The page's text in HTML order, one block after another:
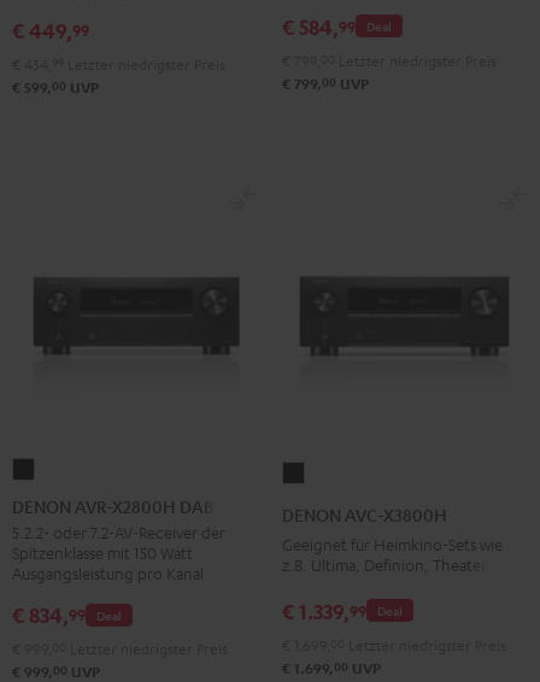
€ 449,99
€ 599, 00 UVP
Deal
€ 584,99
€ 799, 00 UVP
AVR-
X2800H
DAB
Schwarz
DENON AVR-X2800H DAB
5.2.2- oder 7.2-AV-Receiver der
Spitzenklasse mit 150 Watt
Ausgangsleistung pro Kanal
Deal
€ 834,99
€ 999, 00 UVP
Schwarz
DENON AVC-X3800H
Geeignet für Heimkino-Sets wie
z.B. Ultima, Definion, Theater
Deal
€ 1.339,99
€ 1.699, 00 UVP